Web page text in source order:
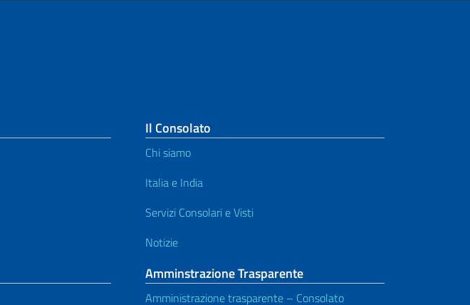
Il Consolato
Chi siamo
Italia e India
Servizi Consolari e Visti
Notizie
Amminstrazione Trasparente
Amministrazione trasparente – Consolato